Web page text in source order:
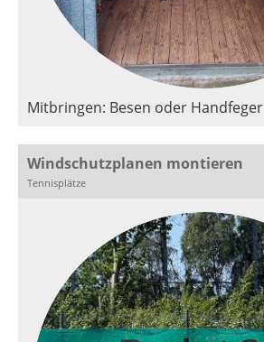
Mitbringen: Besen oder Handfeger
Windschutzplanen montieren
Tennisplätze